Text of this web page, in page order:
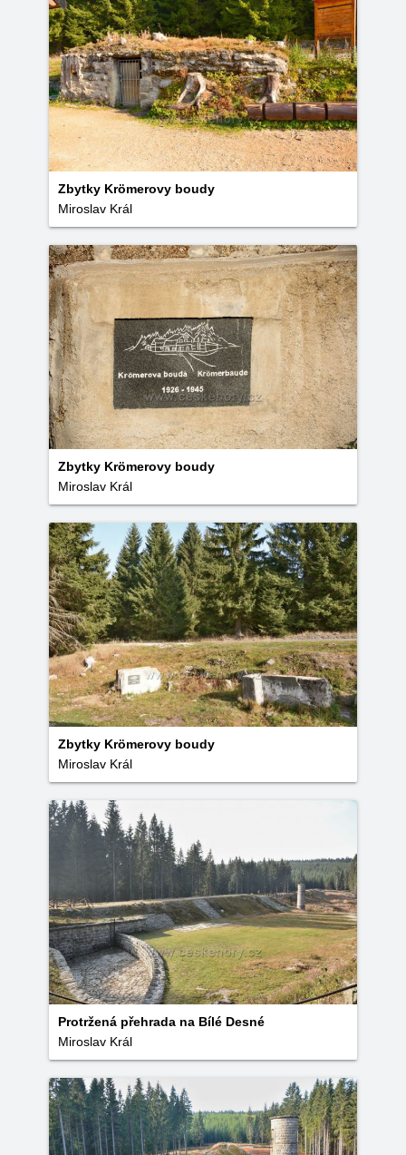
Zbytky Krömerovy boudy
Miroslav Král
Zbytky Krömerovy boudy
Miroslav Král
Zbytky Krömerovy boudy
Miroslav Král
Protržená přehrada na Bílé Desné
Miroslav Král